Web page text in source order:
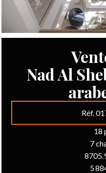
Nad Al
Réf.
18
7
5